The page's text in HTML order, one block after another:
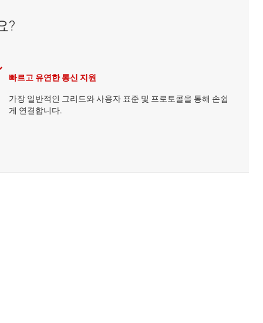
?
빠르고 유연한 통신 지원
가장 일반적인 그리드와 사용자 표준 및 프로토콜을 통해 손쉽
게 연결합니다.